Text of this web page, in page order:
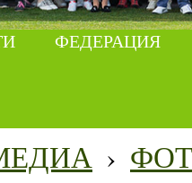
ФЕДЕРАЦИЯ
›